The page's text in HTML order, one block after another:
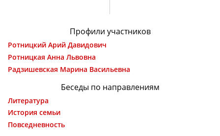
Профили участников
Ротницкий Арий Давидович
Ротницкая Анна Львовна
Радзишевская Марина Васильевна
Беседы по направлениям
Литература
История семьи
Повседневность